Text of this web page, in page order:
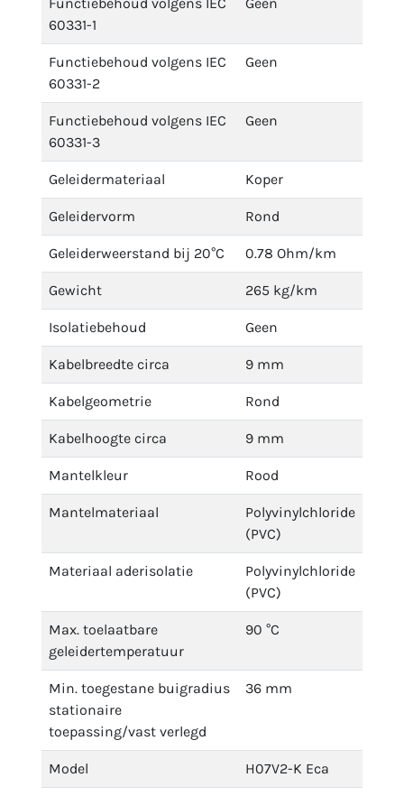
60331-1
Functiebehoud volgens IEC
60331-2
Geen
Functiebehoud volgens IEC
60331-3
Geen
Geleidermateriaal Koper
Geleidervorm Rond
Geleiderweerstand bij 20°C 0.78 Ohm/km
Gewicht 265 kg/km
Isolatiebehoud Geen
Kabelbreedte circa 9 mm
Kabelgeometrie Rond
Kabelhoogte circa 9 mm
Mantelkleur Rood
Mantelmateriaal
Polyvinylchloride
(PVC)
Materiaal aderisolatie
Polyvinylchloride
(PVC)
Max. toelaatbare
geleidertemperatuur
90 °C
Min. toegestane buigradius
stationaire
toepassing/vast verlegd
36 mm
Model H07V2-K Eca